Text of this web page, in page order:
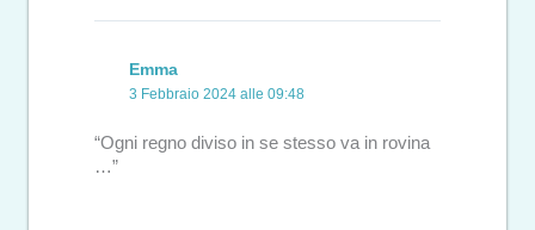
Emma
3 Febbraio 2024 alle 09:48
“Ogni regno diviso in se stesso va in rovina
…”